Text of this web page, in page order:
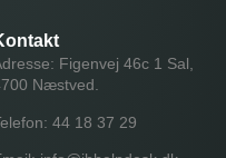
Figenvej 46c 1 Sal,
Næstved.
44 18 37 29